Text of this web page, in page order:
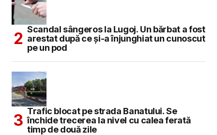
Scandal sângeros la Lugoj. Un bărbat a fost
arestat după ce și-a înjunghiat un cunoscut
pe un pod
Trafic blocat pe strada Banatului. Se
închide trecerea la nivel cu calea ferată
timp de două zile